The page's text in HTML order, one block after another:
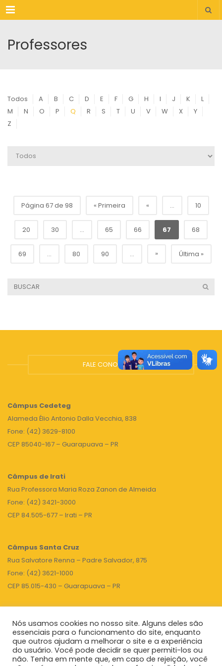
Menu
Professores
Todos A B C D E F G H I J K
L
M
N O P Q R S T U V W X
Y
Z
Página 67 de 98 « Primeira « ... 10
20 30 ... 65 66 67 68
69 ... 80 90 ... » Última »
FALE CONOSCO
Câmpus Cedeteg
Alameda Élio Antonio Dalla Vecchia, 838
Fone: (42) 3629-8100
CEP 85040-167 – Guarapuava – PR
Câmpus de Irati
Rua Professora Maria Roza Zanon de Almeida
Fone: (42) 3421-3000
CEP 84.505-677 – Irati – PR
Câmpus Santa Cruz
Rua Salvatore Renna – Padre Salvador, 875
Fone: (42) 3621-1000
CEP 85.015-430 – Guarapuava – PR
TOPO
Unicentro |Governo do Paraná|Seti| Agenda do Reitor
Nós usamos cookies no nosso site. Alguns deles são
essenciais para o funcionamento do site, enquanto
que outros ajudam a melhorar o site e a experiência
do usuário. Você pode decidir se quer permiti-los ou
não. Tenha em mente que, em caso de rejeição, você